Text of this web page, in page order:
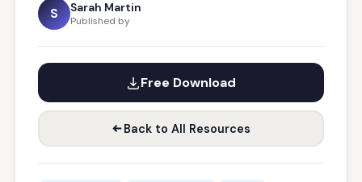
S Sarah Martin
Published by
Free Download
Back to All Resources